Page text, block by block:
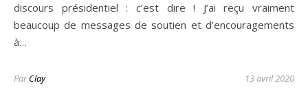
discours présidentiel : c’est dire ! J’ai reçu vraiment
beaucoup de messages de soutien et d’encouragements
à…
ParClay 13 avril 2020